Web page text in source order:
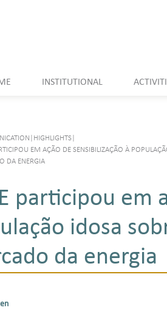
INSTITUTIONAL
HIGHLIGHTS
EM AÇÃO DE SENSIBILIZAÇÃO À
DA ENERGIA
participou em
idosa
da energia